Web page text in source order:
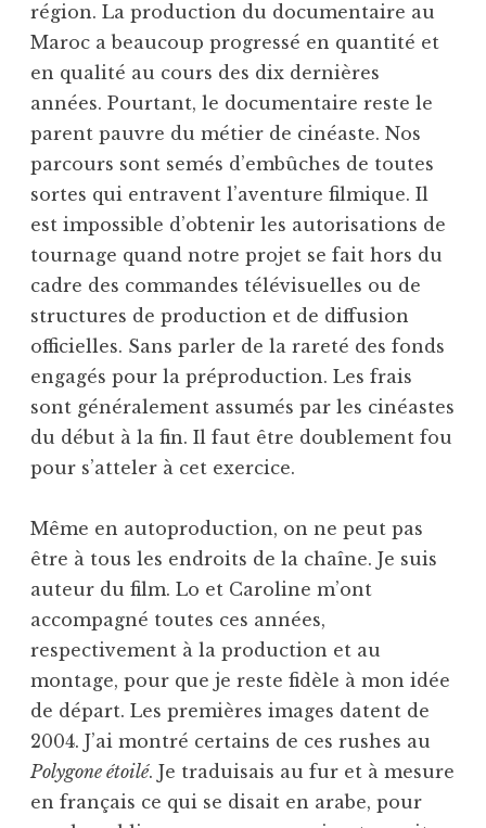
région. La production du documentaire au
Maroc a beaucoup progressé en quantité et
en qualité au cours des dix dernières
années. Pourtant, le documentaire reste le
parent pauvre du métier de cinéaste. Nos
parcours sont semés d’embûches de toutes
sortes qui entravent l’aventure filmique. Il
est impossible d’obtenir les autorisations de
tournage quand notre projet se fait hors du
cadre des commandes télévisuelles ou de
structures de production et de diffusion
officielles. Sans parler de la rareté des fonds
engagés pour la préproduction. Les frais
sont généralement assumés par les cinéastes
du début à la fin. Il faut être doublement fou
pour s’atteler à cet exercice.
Même en autoproduction, on ne peut pas
être à tous les endroits de la chaîne. Je suis
auteur du film. Lo et Caroline m’ont
accompagné toutes ces années,
respectivement à la production et au
montage, pour que je reste fidèle à mon idée
de départ. Les premières images datent de
2004. J’ai montré certains de ces rushes au
Polygone étoilé. Je traduisais au fur et à mesure
en français ce qui se disait en arabe, pour